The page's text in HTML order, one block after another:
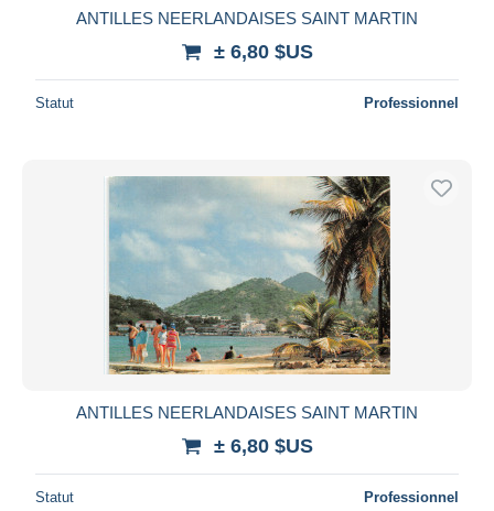
ANTILLES NEERLANDAISES SAINT MARTIN
± 6,80 $US
Statut Professionnel
ANTILLES NEERLANDAISES SAINT MARTIN
± 6,80 $US
Statut Professionnel